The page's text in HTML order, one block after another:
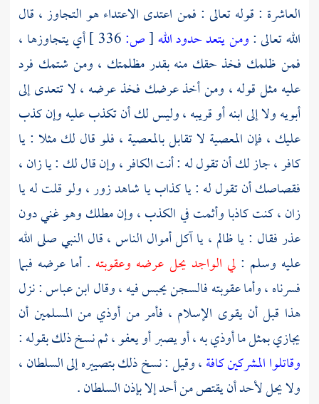
العاشرة : قوله تعالى : فمن اعتدى الاعتداء هو التجاوز ، قال
الله تعالى :ومن يتعد حدود الله[ص:
أي يتجاوزها ،
فمن ظلمك فخذ حقك منه بقدر مظلمتك ، ومن شتمك فرد
عليه مثل قوله ، ومن أخذ عرضك فخذ عرضه ، لا تتعدى إلى
أبويه ولا إلى ابنه أو قريبه ، وليس لك أن تكذب عليه وإن كذب
عليك ، فإن المعصية لا تقابل بالمعصية ، فلو قال لك مثلا : يا
كافر ، جاز لك أن تقول له : أنت الكافر ، وإن قال لك : يا زان ،
فقصاصك أن تقول له : يا كذاب يا شاهد زور ، ولو قلت له يا
زان ، كنت كاذبا وأثمت في الكذب ، وإن مطلك وهو غني دون
عذر فقال : يا ظالم ، يا آكل أموال الناس ، قال النبي صلى الله
عليه وسلم :لي الواجد يحل عرضه وعقوبته . أما عرضه فبما
فسرناه ، وأما عقوبته فالسجن يحبس فيه ، وقالابن عباس: نزل
هذا قبل أن يقوى الإسلام ، فأمر من أوذي من المسلمين أن
يجازي بمثل ما أوذي به ، أو يصبر أو يعفو ، ثم نسخ ذلك بقوله :
وقاتلوا المشركين كافة، وقيل : نسخ ذلك بتصييره إلى السلطان ،
ولا يحل لأحد أن يقتص من أحد إلا بإذن السلطان .